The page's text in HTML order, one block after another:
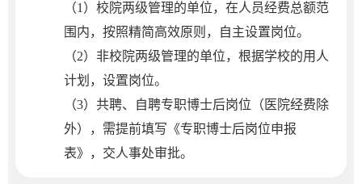
（1）校院两级管理的单位，在人员经费总额范
围内，按照精简高效原则，自主设置岗位。
（2）非校院两级管理的单位，根据学校的用人
计划，设置岗位。
（3）共聘、自聘专职博士后岗位（医院经费除
外），需提前填写《专职博士后岗位申报
表》，交人事处审批。